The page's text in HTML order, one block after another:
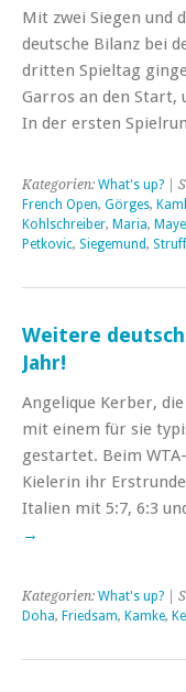
Mit zwei Siegen und
deutsche Bilanz bei
dritten Spieltag
Garros an den Start,
In der ersten
Kategorien: What's up? |
French Open, Görges,
Kohlschreiber, Maria,
Petkovic, Siegemund, Struff
Weitere
Jahr!
Angelique Kerber,
mit einem für sie
gestartet. Beim
Kielerin ihr
Italien mit 5:7, 6:3
→
Kategorien: What's up? |
Doha, Friedsam, Kamke,